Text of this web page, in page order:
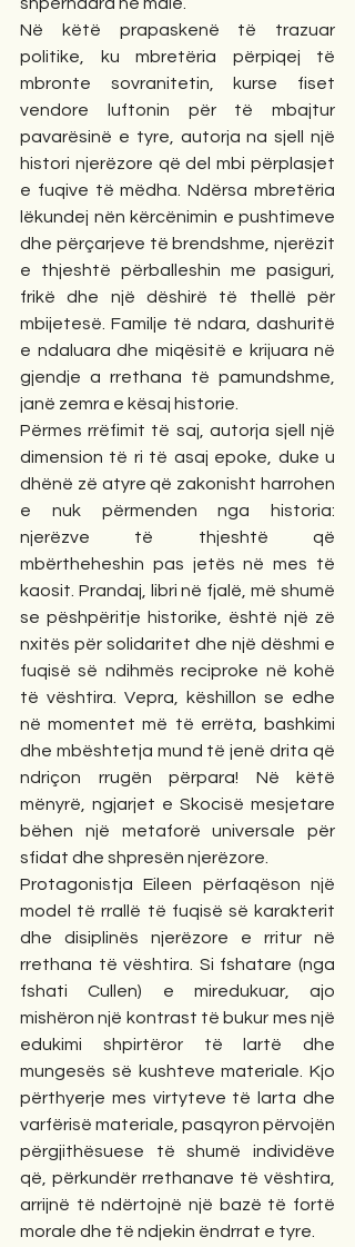
Në këtë prapaskenë të trazuar
politike, ku mbretëria përpiqej të
mbronte sovranitetin, kurse fiset
vendore luftonin për të mbajtur
pavarësinë e tyre, autorja na sjell një
histori njerëzore që del mbi përplasjet
e fuqive të mëdha. Ndërsa mbretëria
lëkundej nën kërcënimin e pushtimeve
dhe përçarjeve të brendshme, njerëzit
e thjeshtë përballeshin me pasiguri,
frikë dhe një dëshirë të thellë për
mbijetesë. Familje të ndara, dashuritë
e ndaluara dhe miqësitë e krijuara në
gjendje a rrethana të pamundshme,
janë zemra e kësaj historie.
Përmes rrëfimit të saj, autorja sjell një
dimension të ri të asaj epoke, duke u
dhënë zë atyre që zakonisht harrohen
e nuk përmenden nga historia:
njerëzve të thjeshtë që
mbërtheheshin pas jetës në mes të
kaosit. Prandaj, libri në fjalë, më shumë
se pëshpëritje historike, është një zë
nxitës për solidaritet dhe një dëshmi e
fuqisë së ndihmës reciproke në kohë
të vështira. Vepra, këshillon se edhe
në momentet më të errëta, bashkimi
dhe mbështetja mund të jenë drita që
ndriçon rrugën përpara! Në këtë
mënyrë, ngjarjet e Skocisë mesjetare
bëhen një metaforë universale për
sfidat dhe shpresën njerëzore.
Protagonistja Eileen përfaqëson një
model të rrallë të fuqisë së karakterit
dhe disiplinës njerëzore e rritur në
rrethana të vështira. Si fshatare (nga
fshati Cullen) e miredukuar, ajo
mishëron një kontrast të bukur mes një
edukimi shpirtëror të lartë dhe
mungesës së kushteve materiale. Kjo
përthyerje mes virtyteve të larta dhe
varfërisë materiale, pasqyron përvojën
përgjithësuese të shumë individëve
që, përkundër rrethanave të vështira,
arrijnë të ndërtojnë një bazë të fortë
morale dhe të ndjekin ëndrrat e tyre.